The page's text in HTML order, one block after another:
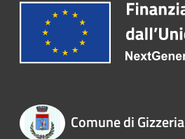
Comune di Gizzeria